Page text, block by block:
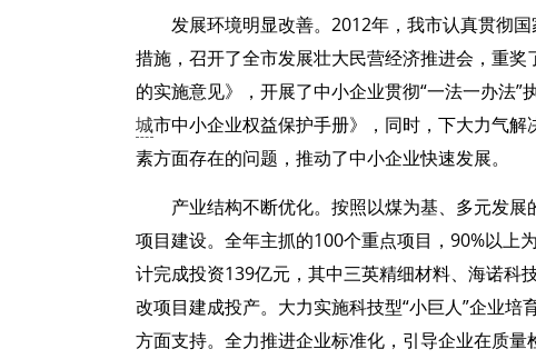
发展环境明显改善。2012年，我市认真贯彻
措施，召开了全市发展壮大民营经济推进会，重
的实施意见》，开展了中小企业贯彻“一法一办法
城市中小企业权益保护手册》，同时，下大力气
素方面存在的问题，推动了中小企业快速发展。
产业结构不断优化。按照以煤为基、多元发
项目建设。全年主抓的100个重点项目，90%以上
计完成投资139亿元，其中三英精细材料、海诺科
改项目建成投产。大力实施科技型“小巨人”企业
方面支持。全力推进企业标准化，引导企业在质